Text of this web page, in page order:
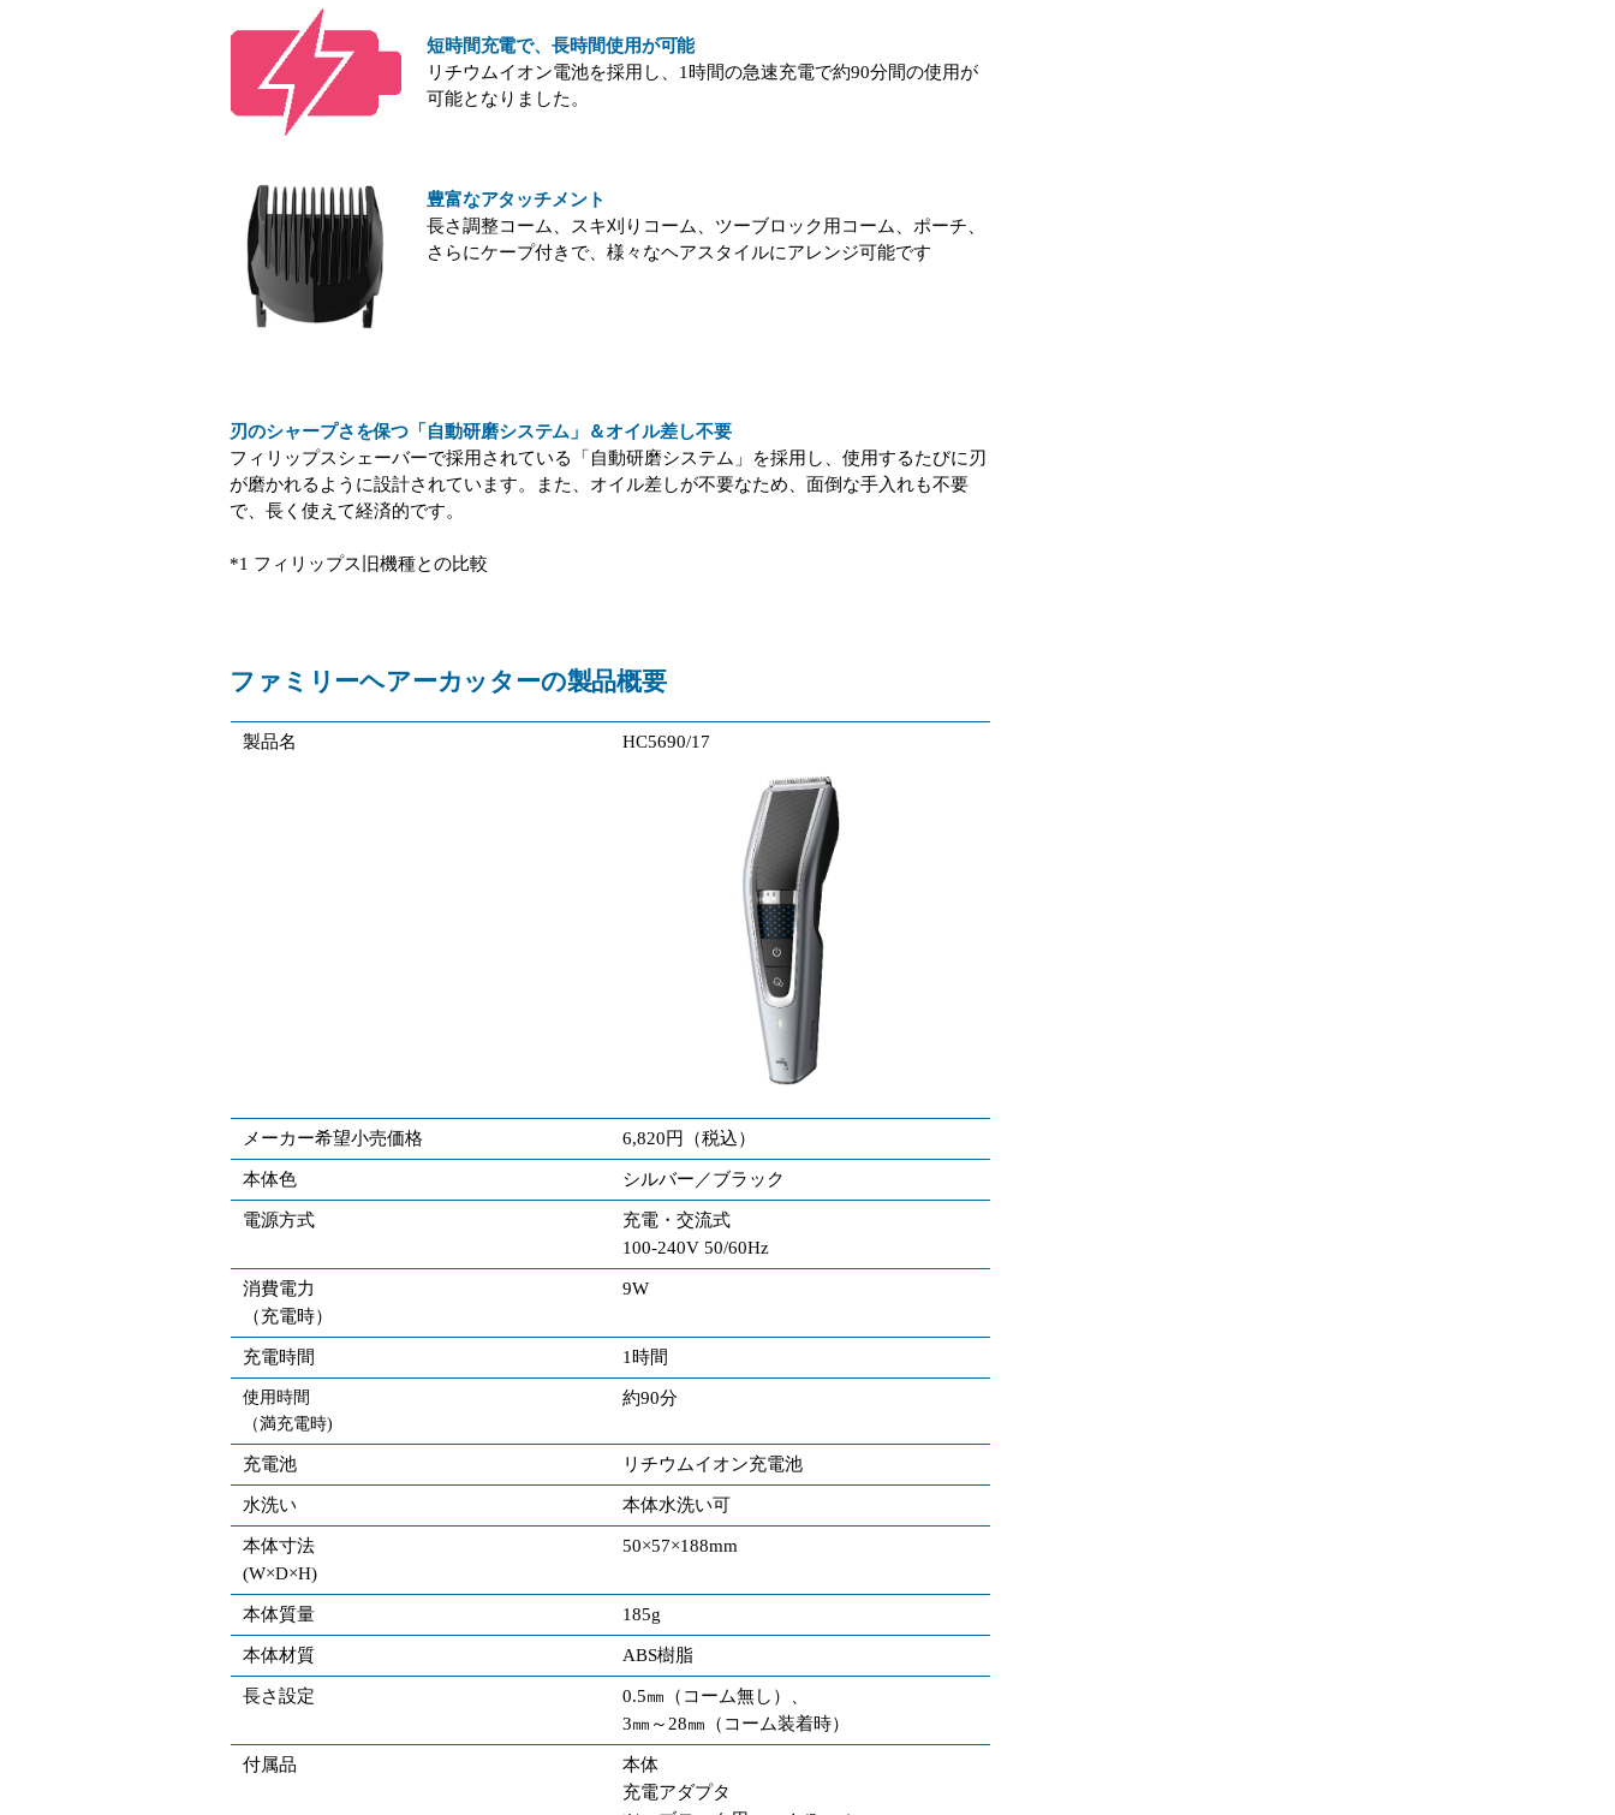
短時間充電で、長時間使用が可能
リチウムイオン電池を採用し、1時間の急速充電で約90分間の使用が
可能となりました。
豊富なアタッチメント
長さ調整コーム、スキ刈りコーム、ツーブロック用コーム、ポーチ、
さらにケープ付きで、様々なヘアスタイルにアレンジ可能です
刃のシャープさを保つ「自動研磨システム」＆オイル差し不要
フィリップスシェーバーで採用されている「自動研磨システム」を採用し、使用するたびに刃
が磨かれるように設計されています。また、オイル差しが不要なため、面倒な手入れも不要
で、長く使えて経済的です。
*1 フィリップス旧機種との比較
ファミリーヘアーカッターの製品概要
製品名 HC5690/17
メーカー希望小売価格 6,820円（税込）
本体色 シルバー／ブラック
電源方式
充電・交流式
100-240V 50/60Hz
消費電力
（充電時）
9W
充電時間 1時間
使用時間
（満充電時)
約90分
充電池 リチウムイオン充電池
水洗い 本体水洗い可
本体寸法
(W×D×H)
50×57×188mm
本体質量 185g
本体材質 ABS樹脂
長さ設定
0.5㎜（コーム無し）、
3㎜～28㎜（コーム装着時）
付属品
本体
充電アダプタ